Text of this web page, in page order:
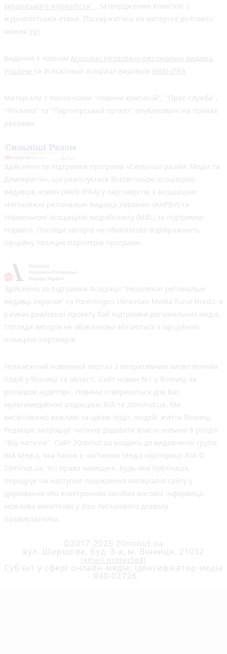
українського журналіста"
, затвердженим Комісією з
журналістської етики. Поскаржитись на матеріал до Комісії
можна тут
Видання є членом Асоціації Незалежні регіональні видавці
України та Всесвітньої асоціації видавців WAN-IFRA
Матеріали з позначками "Новини компаній", "Прес-служба",
"Реклама" та "Партнерський проєкт" опубліковані на правах
реклами.
Здійснено за підтримки програми «Сильніші разом: Медіа та
Демократія», що реалізується Всесвітньою асоціацією
видавців новин (WAN-IFRA) у партнерстві з Асоціацією
«Незалежні регіональні видавці України» (АНРВУ) та
Норвезькою асоціацією медіабізнесу (MBL) за підтримки
Норвегії. Погляди авторів не обов’язково відображають
офіційну позицію партнерів програми.
Здійснено за підтримки Асоціації “Незалежні регіональні
видавці України” та Foreningen Ukrainian Media Fund Nordic в
рамках реалізації проєкту Хаб підтримки регіональних медіа.
Погляди авторів не обов'язково збігаються з офіційною
позицією партнерів
Незалежний новинний портал з оперативним висвітленням
подій у Вінниці та області. Сайт новин №1 у Вінниці за
розміром аудиторії. Новини створюються для Вас
мультимедійною редакцією RIA та 20minut.ua. Ми
висвітлюємо важливі та цікаві події, людей, життя Вінниці.
Редакція запрошує читачів додавати власні новини в розділ
"Від читачів". Сайт 20minut.ua входить до видавничої групи
RIA Media, яка також є частиною Медіа корпорації RIA ©
20minut.ua. Усі права захищені. Будь-яка публiкацiя,
передрук чи наступне поширення матеріалів сайту у
друкованих або електронних засобах масової інформації
можлива винятково у разі письмового дозволу
правовласника.
©2017-2025 20minut.ua
вул. Ширшова, буд. 3-а, м. Вінниця, 21032
[email protected]
Cуб'єкт у сфері онлайн-медіа; ідентифікатор медіа
- R40-02726.